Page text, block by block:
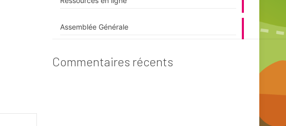
Assemblée Générale
Commentaires récents